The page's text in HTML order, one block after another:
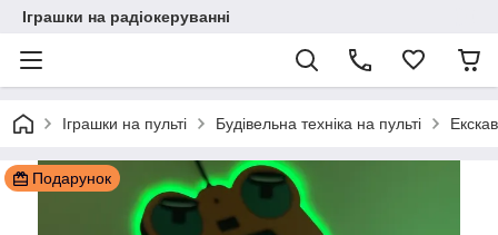
Іграшки на радіокеруванні
Іграшки на пульті Будівельна техніка на пульті
Подарунок